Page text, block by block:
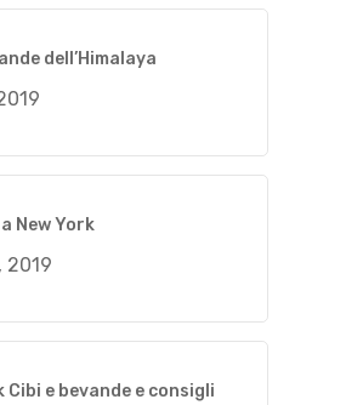
dell’Himalaya
New York
2019
Cibi e bevande e consigli